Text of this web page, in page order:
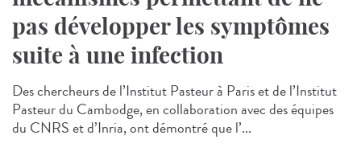
pas développer les symptômes
suite à une infection
Des chercheurs de l’Institut Pasteur à Paris et de l’Institut
Pasteur du Cambodge, en collaboration avec des équipes
du CNRS et d’Inria, ont démontré que l’...